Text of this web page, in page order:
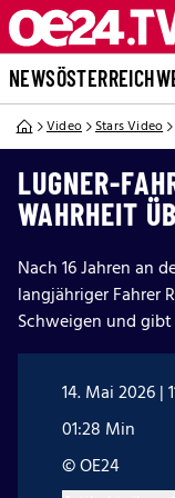
NEWSÖSTERREICH
Video Stars Video
LUGNER-
WAHRHEIT
Nach 16 Jahren an
langjähriger Fahrer
Schweigen und
14. Mai 2026 |
01:28 Min
© OE24